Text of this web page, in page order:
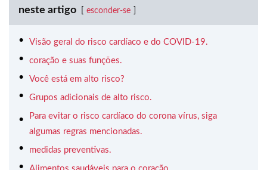
neste artigo esconder-se
Visão geral do risco cardíaco e do COVID-19.
coração e suas funções.
Você está em alto risco?
Grupos adicionais de alto risco.
Para evitar o risco cardíaco do corona vírus, siga
algumas regras mencionadas.
medidas preventivas.